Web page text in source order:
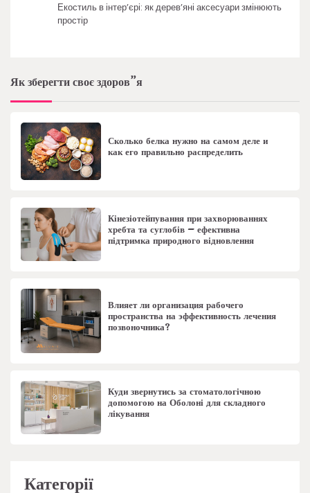
Екостиль в інтер’єрі: як дерев’яні аксесуари змінюють
простір
Як зберегти своє здоров”я
Сколько белка нужно на самом деле и
как его правильно распределить
Кінезіотейпування при захворюваннях
хребта та суглобів – ефективна
підтримка природного відновлення
Влияет ли организация рабочего
пространства на эффективность лечения
позвоночника?
Куди звернутись за стоматологічною
допомогою на Оболоні для складного
лікування
Категорії